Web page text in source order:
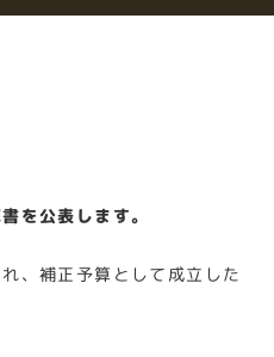
を公表します。
、補正予算として成立した